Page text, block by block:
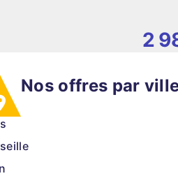
2
Nos offres par